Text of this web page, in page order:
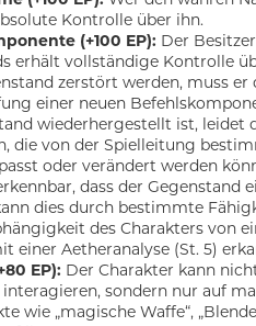
Kontrolle über ihn.
(+100 EP): Der
erhält vollständige Kontrolle
zerstört werden, muss
einer neuen
wiederhergestellt ist, leidet
die von der Spielleitung
oder verändert werden
dass der Gegenstand
dies durch bestimmte
des Charakters von
einer Aetheranalyse (St. 5)
EP): Der Charakter kann
sondern nur auf
wie „magische Waffe“,